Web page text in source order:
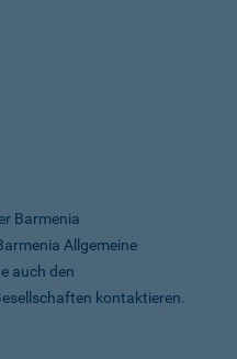
Barmenia
Allgemeine
auch den
kontaktieren.